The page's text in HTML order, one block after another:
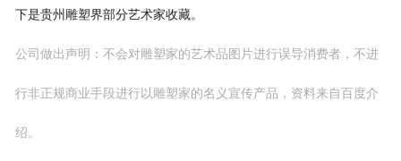
朋和文化雕塑
联系我们
下是贵州雕塑界部分艺术家收藏。
公司做出声明：不会对雕塑家的艺术品图片进行误导消费者，不进
行非正规商业手段进行以雕塑家的名义宣传产品，资料来自百度介
绍。